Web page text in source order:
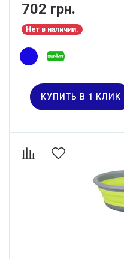
702 грн.
Нет в наличии.
КУПИТЬ В 1 КЛИК